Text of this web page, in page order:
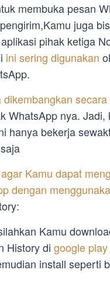
membuka pesan
juga
pihak ketiga
ini sering digunakan
WhatsApp nya. Jadi,
hanya bekerja
Kamu dapat
dengan
Kamu
History di google
install seperti